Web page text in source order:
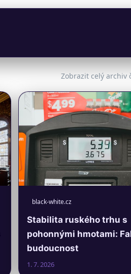
Zobrazit celý archiv
black-white.cz
Stabilita ruského trhu s
pohonnými hmotami:
budoucnost
1. 7. 2026